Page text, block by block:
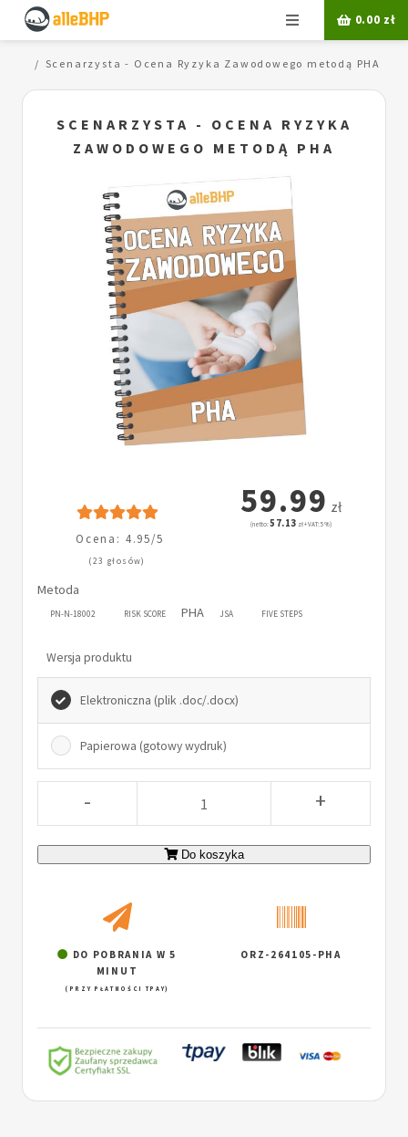
Menu 0.00 zł
Scenarzysta - Ocena Ryzyka Zawodowego metodą PHA
SCENARZYSTA - OCENA RYZYKA
ZAWODOWEGO METODĄ PHA
Ocena: 4.95/5
(23 głosów)
59.99 zł
(netto:57.13 zł + VAT: 5%)
Metoda
PN-N-18002 RISK SCORE PHA JSA FIVE STEPS
Wersja produktu
Elektroniczna (plik .doc/.docx)
Papierowa (gotowy wydruk)
- +
Do koszyka
DO POBRANIA W 5
MINUT
(PRZY PŁATNOŚCI TPAY)
ORZ-264105-PHA